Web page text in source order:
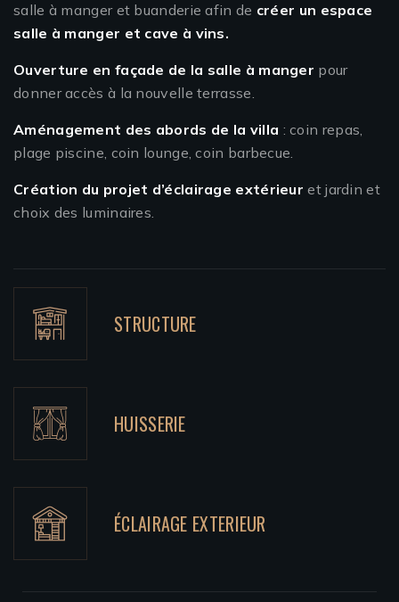
salle à manger et buanderie afin de créer un espace
salle à manger et cave à vins.
Ouverture en façade de la salle à manger pour
donner accès à la nouvelle terrasse.
Aménagement des abords de la villa : coin repas,
plage piscine, coin lounge, coin barbecue.
Création du projet d’éclairage extérieur et jardin et
choix des luminaires.
STRUCTURE
HUISSERIE
ÉCLAIRAGE EXTERIEUR